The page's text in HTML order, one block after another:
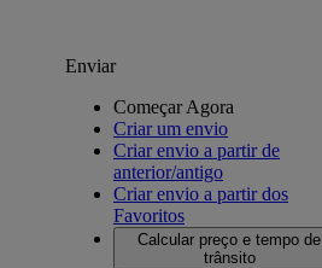
Enviar
Começar Agora
Criar um envio
Criar envio a partir de
anterior/antigo
Criar envio a partir dos
Favoritos
Calcular preço e tempo de
trânsito